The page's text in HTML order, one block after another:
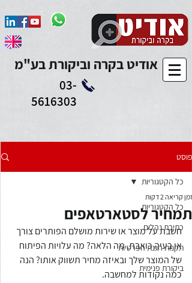
Add to Calendar
אודיט בקרה וביקורת בע"מ
03-
5616303
פוסט
כל הקטגוריות
כתיבת נהלים
תקנות הגנת הפרטיות
ביקורת פנימית
כל הקטגוריות
תמחיר לסטארטאפים
זמן קריאה 2 דקות
חשבת על מוצר או שירות מושלם הפותרים צורך
או בעיה כואבת, מה הלאה? מה עלויות הפיתוח
של המוצר שלך ובאיזה מחיר תשווק אותו? הנה
כמה נקודות למחשבה.